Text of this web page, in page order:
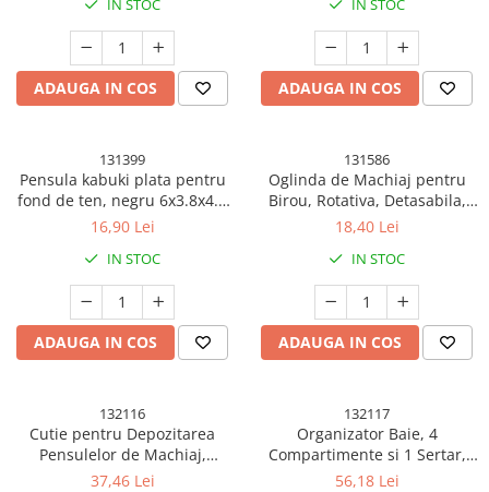
Articole de plaja
Pistoale cu apa
Articole pentru Copii
Articole Diverse copii
Covorase de joaca
Genti, Portofele, Penare
Ingrijire Unghii
Jucarii Creative
Jucarii pentru copii
Jucarii si Jocuri
Jucarii si Jocuri
Markere si Set Desen
IN STOC
ADAUGA IN COS
Multicolor
IN STOC
ADAUGA IN COS
131399
Pensula kabuki plata pentru
fond de ten, negru 6x3.8x4.2
cm, Cutie Protectie
16,90 Lei
IN STOC
ADAUGA IN COS
131586
Oglinda de Machiaj pentru
Birou, Rotativa, Detasabila,
Model de Floarea Soarelui,
Depozitare, Galbena
18,40 Lei
IN STOC
ADAUGA IN COS
132116
Cutie pentru Depozitarea
Pensulelor de Machiaj,
Rotativa, Plastic, 36 cm x 13
37,46 Lei
132117
Organizator Baie, 4
Compartimente si 1 Sertar,
Rotire 360 Grade, din PP+PET,
56,18 Lei